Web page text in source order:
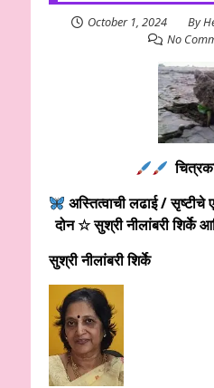
October 1, 2024 By
No
अस्तित्वाची लढाई /
दोन ☆ सुश्री नीलांबरी शिर्के
सुश्री नीलांबरी शिर्के